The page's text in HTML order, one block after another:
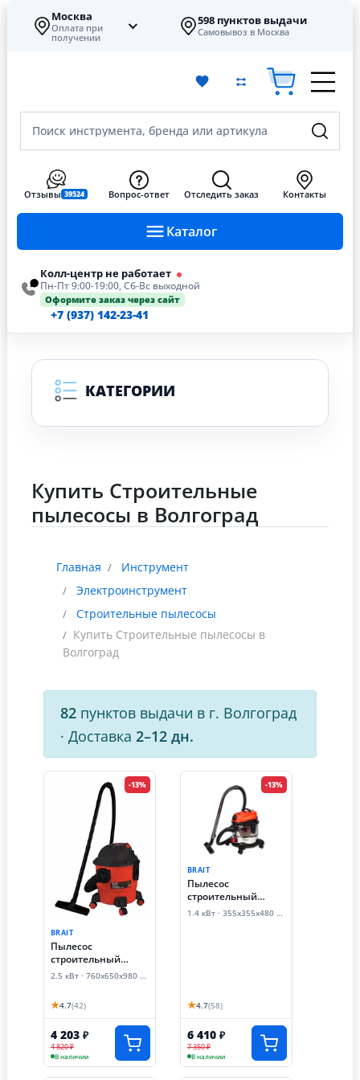
Москва
Оплата при
получении
598 пунктов выдачи
Самовывоз в Москва
Поиск инструмента, бренда или артикула
Каталог
Отзывы 39524 Вопрос-ответ Отследить заказ Контакты
Колл-центр не работает
Пн-Пт 9:00-19:00, Сб-Вс выходной
Оформите заказ через сайт
+7 (937) 142-23-41
КАТЕГОРИИ
Купить Строительные
пылесосы в Волгоград
Главная
Инструмент
Электроинструмент
Строительные пылесосы
Купить Строительные пылесосы в
Волгоград
82 пунктов выдачи в г. Волгоград
· Доставка 2–12 дн.
-13%
BRAIT
Пылесос
строительный
BRAIT BVC-15 (1.4
2.5 кВт · 760х650х980 мм
★4.7(42)
4 203 ₽
4 820 ₽
В наличии
-13%
BRAIT
Пылесос
строительный
BRAIT BVC-20 (1.4
1.4 кВт · 355х355х480 мм
★4.7(58)
6 410 ₽
7 350 ₽
В наличии